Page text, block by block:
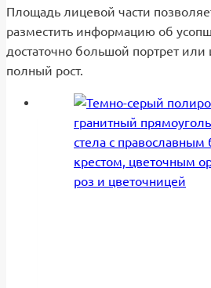
Площадь лицевой части
разместить информацию об
достаточно большой портрет
полный рост.